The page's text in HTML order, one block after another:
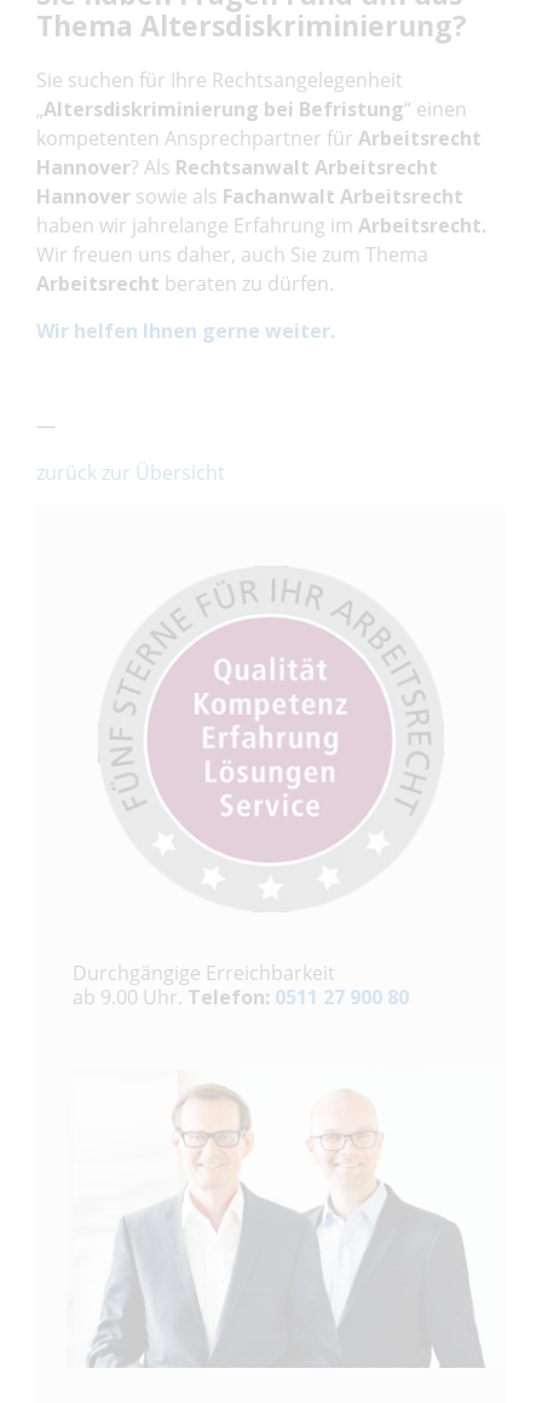
Thema Altersdiskriminierung?
Sie suchen für Ihre Rechtsangelegenheit
„Altersdiskriminierung bei Befristung“ einen
kompetenten Ansprechpartner für Arbeitsrecht
Hannover? Als Rechtsanwalt Arbeitsrecht
Hannover sowie als Fachanwalt Arbeitsrecht
haben wir jahrelange Erfahrung im Arbeitsrecht.
Wir freuen uns daher, auch Sie zum Thema
Arbeitsrecht beraten zu dürfen.
Wir helfen Ihnen gerne weiter.
—
zurück zur Übersicht
Durchgängige Erreichbarkeit
ab 9.00 Uhr. Telefon: 0511 27 900 80